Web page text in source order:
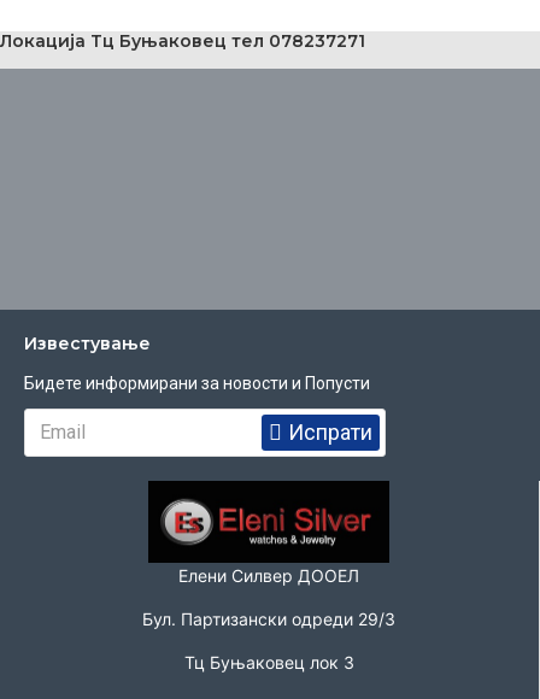
Локација Тц Буњаковец тел 078237271
Известувањe
Бидете информирани за новости и Попусти
Испрати
Елени Силвер ДООЕЛ
Бул. Партизански одреди 29/3
Тц Буњаковец лок 3